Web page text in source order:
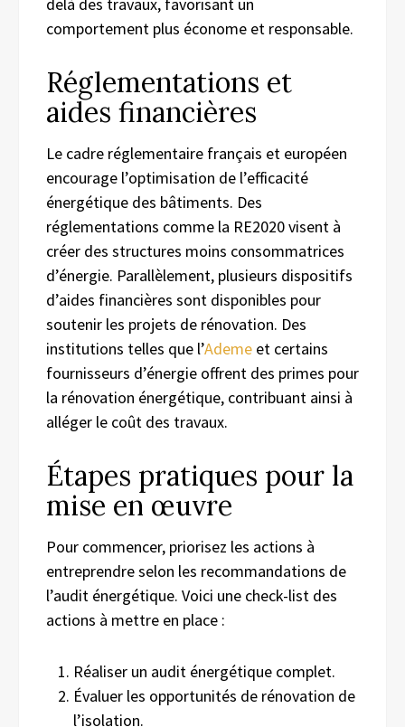
comportement plus économe et responsable.
Réglementations et
aides financières
Le cadre réglementaire français et européen
encourage l’optimisation de l’efficacité
énergétique des bâtiments. Des
réglementations comme la RE2020 visent à
créer des structures moins consommatrices
d’énergie. Parallèlement, plusieurs dispositifs
d’aides financières sont disponibles pour
soutenir les projets de rénovation. Des
institutions telles que l’Ademe et certains
fournisseurs d’énergie offrent des primes pour
la rénovation énergétique, contribuant ainsi à
alléger le coût des travaux.
Étapes pratiques pour la
mise en œuvre
Pour commencer, priorisez les actions à
entreprendre selon les recommandations de
l’audit énergétique. Voici une check-list des
actions à mettre en place :
Réaliser un audit énergétique complet.
Évaluer les opportunités de rénovation de
l’isolation.